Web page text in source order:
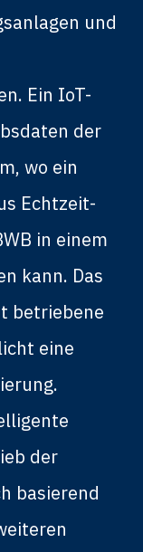
und
Ein IoT-
der
wo ein
Echtzeit-
in einem
kann. Das
betriebene
eine
der
basierend